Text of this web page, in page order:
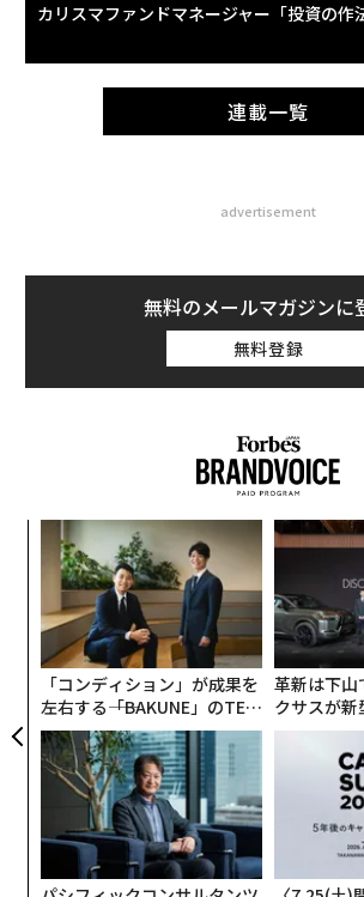
カリスマファンドマネージャー「投資の作
連載一覧
advertisement
無料のメールマガジンに
無料登録
「コンディション」が成果を
左右する――「BAKUNE」のTEN
TIALが支える「挑戦者の明
日」
革新は下
クサスが新
た「